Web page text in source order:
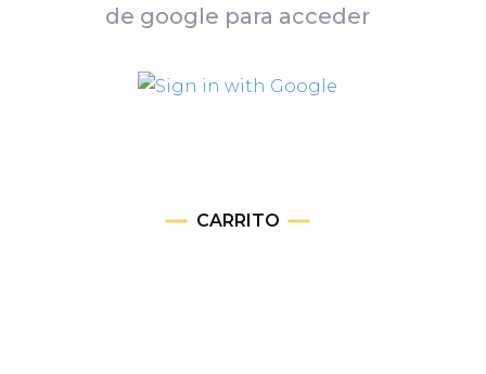
de google para acceder
CARRITO